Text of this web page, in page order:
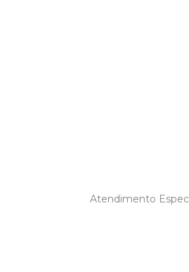
Atendimento